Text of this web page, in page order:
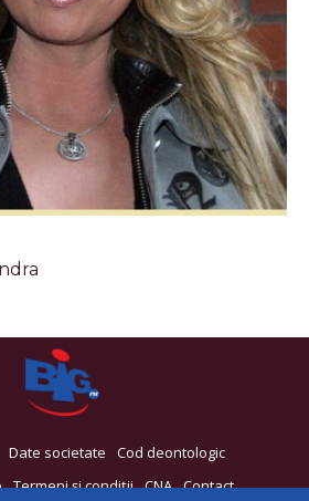
Date societate
Cod deontologic
Termeni și condiții CNA Contact